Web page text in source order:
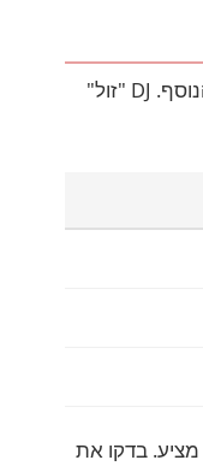
DJ מקצועי לחתונה יעלה בין 4,000 ל-12,000 ₪, תלוי בניסיון ובמוניטין. DJ מבוקש שיודע לקרוא קהל, לנהל את זרימת הערב ולהפיק אנרגיה גבוהה — שווה את הכסף הנוסף. DJ "זול"
בדקו את